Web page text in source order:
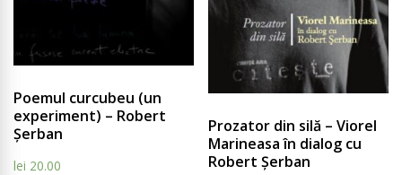
Compare
Poemul curcubeu (un
experiment) – Robert
Șerban
lei 20.00
Prozator din silă – Viorel
Marineasa în dialog cu
Robert Șerban